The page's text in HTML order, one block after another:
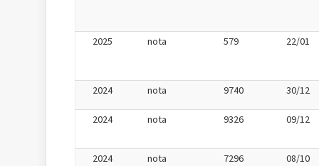
2025 nota 579 22/01
2024 nota 9740 30/12
2024 nota 9326 09/12
2024 nota 7296 08/10